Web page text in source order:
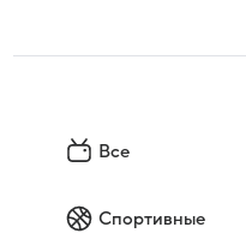
Все
Спортивные